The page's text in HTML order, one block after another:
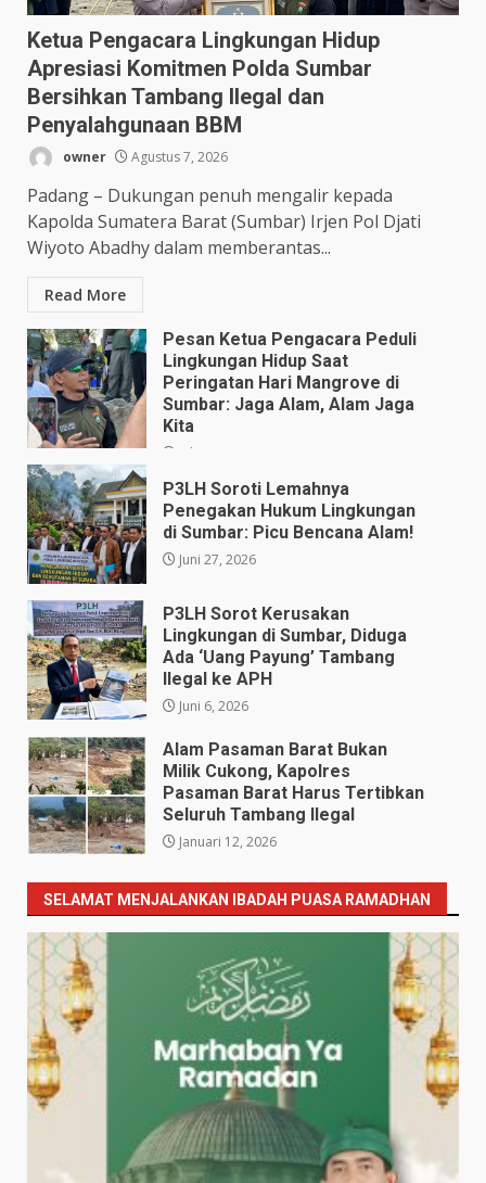
Ketua Pengacara Lingkungan Hidup
Apresiasi Komitmen Polda Sumbar
Bersihkan Tambang Ilegal dan
Penyalahgunaan BBM
owner Agustus 7, 2026
Padang – Dukungan penuh mengalir kepada
Kapolda Sumatera Barat (Sumbar) Irjen Pol Djati
Wiyoto Abadhy dalam memberantas...
Read More
Pesan Ketua Pengacara Peduli
Lingkungan Hidup Saat
Peringatan Hari Mangrove di
Sumbar: Jaga Alam, Alam Jaga
Kita
Juli 28, 2026
P3LH Soroti Lemahnya
Penegakan Hukum Lingkungan
di Sumbar: Picu Bencana Alam!
Juni 27, 2026
P3LH Sorot Kerusakan
Lingkungan di Sumbar, Diduga
Ada ‘Uang Payung’ Tambang
Ilegal ke APH
Juni 6, 2026
Alam Pasaman Barat Bukan
Milik Cukong, Kapolres
Pasaman Barat Harus Tertibkan
Seluruh Tambang Ilegal
Januari 12, 2026
SELAMAT MENJALANKAN IBADAH PUASA RAMADHAN